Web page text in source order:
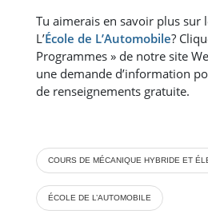
Tu aimerais en savoir plus sur
L’École de L’Automobile?
Programmes » de notre site
une demande d’information
de renseignements gratuite.
COURS DE MÉCANIQUE HYBRIDE ET
ÉCOLE DE L’AUTOMOBILE